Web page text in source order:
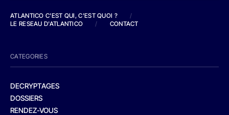
ATLANTICO C'EST QUI, C'EST QUOI ?
/
LE RESEAU D'ATLANTICO
/ CONTACT
CATEGORIES
DECRYPTAGES
DOSSIERS
RENDEZ-VOUS